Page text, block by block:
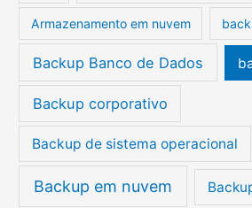
s
p
r
Armazenamento em nuvem
Backup Banco de Dados
Backup corporativo
Backup de sistema operacional
Backup em nuvem